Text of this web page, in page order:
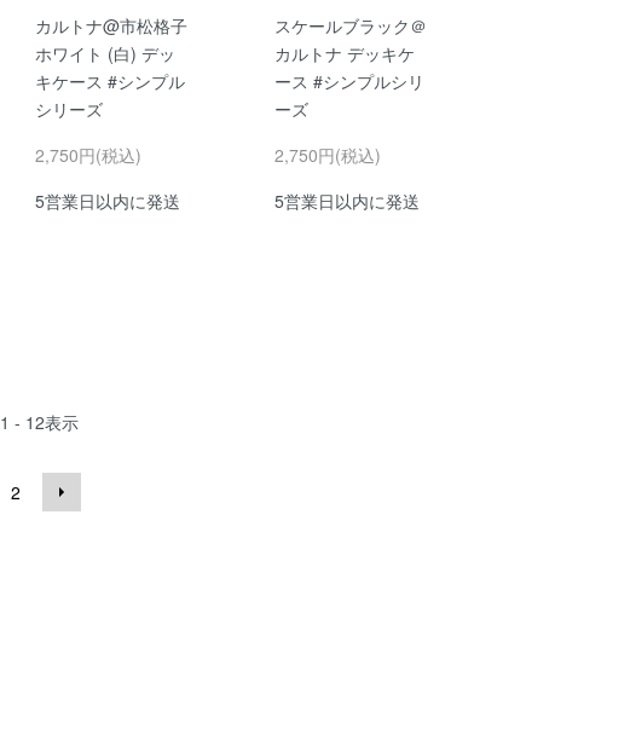
カルトナ@市松格子
ホワイト (白) デッ
キケース #シンプル
シリーズ
2,750円(税込)
5営業日以内に発送
スケールブラック＠
カルトナ デッキケ
ース #シンプルシリ
ーズ
2,750円(税込)
5営業日以内に発送
1 - 12表示
2